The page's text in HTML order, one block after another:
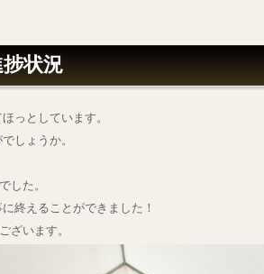
状況
っとしています。
しょうか。
した。
終えることができました！
ざいます。